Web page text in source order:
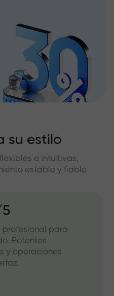
su estilo
e intuitivas,
estable y fiable
profesional para
Potentes
y operaciones